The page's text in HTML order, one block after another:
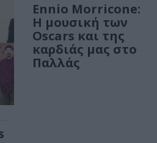
Ennio Morricone:
Η μουσική των
Oscars και της
καρδιάς μας στο
Παλλάς